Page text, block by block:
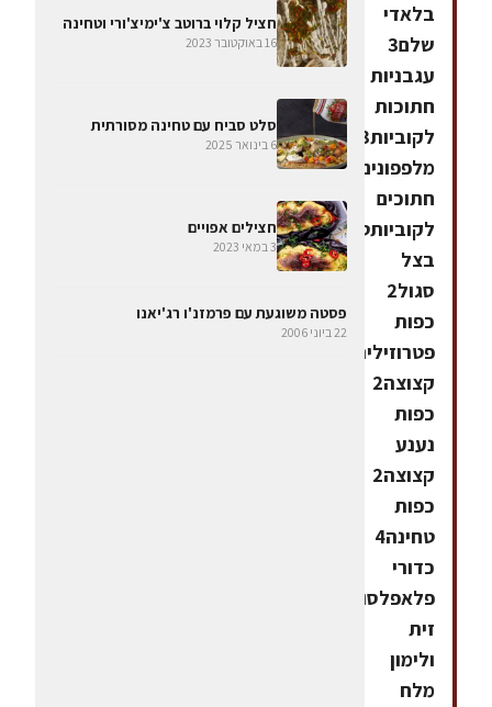
בלאדי
שלם3
עגבניות
חתוכות
לקוביות3
מלפפונים
חתוכים
לקוביותטבעות
בצל
סגול2
כפות
פטרוזיליה
קצוצה2
כפות
נענע
קצוצה2
כפות
טחינה4
כדורי
פלאפלסומאקשמן
זית
ולימון
מלח
חציל קלוי ברוטב צ'ימיצ'ורי וטחינה
16 באוקטובר 2023
סלט סביח עם טחינה מסורתית
6 בינואר 2025
חצילים אפויים
3 במאי 2023
פסטה משוגעת עם פרמזנ'ו רג'יאנו
22 ביוני 2006